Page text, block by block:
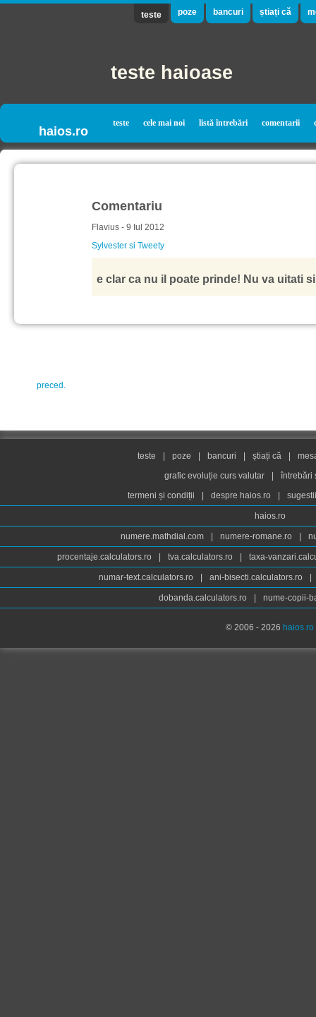
teste poze bancuri știați că
teste haioase
haios.ro
teste cele mai noi listă întrebări comentarii
Comentariu
Flavius - 9 Iul 2012
Sylvester si Tweety
e clar ca nu il poate prinde! Nu va uitati
preced.
teste poze bancuri știați că
grafic evoluție curs valutar
întrebări
termeni și condiții
despre haios.ro
haios.ro
numere.mathdial.com numere-romane.ro
procentaje.calculators.ro tva.calculators.ro taxa-
numar-text.calculators.ro ani-bisecti.calculators.ro
dobanda.calculators.ro nume-copii-
© 2006 - 2026 haios.ro